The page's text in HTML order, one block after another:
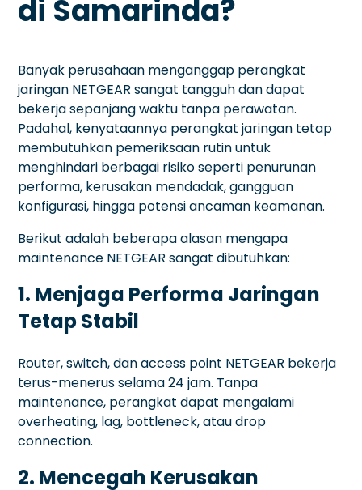
di Samarinda?
Banyak perusahaan menganggap perangkat
jaringan NETGEAR sangat tangguh dan dapat
bekerja sepanjang waktu tanpa perawatan.
Padahal, kenyataannya perangkat jaringan tetap
membutuhkan pemeriksaan rutin untuk
menghindari berbagai risiko seperti penurunan
performa, kerusakan mendadak, gangguan
konfigurasi, hingga potensi ancaman keamanan.
Berikut adalah beberapa alasan mengapa
maintenance NETGEAR sangat dibutuhkan:
1. Menjaga Performa Jaringan
Tetap Stabil
Router, switch, dan access point NETGEAR bekerja
terus-menerus selama 24 jam. Tanpa
maintenance, perangkat dapat mengalami
overheating, lag, bottleneck, atau drop
connection.
2. Mencegah Kerusakan